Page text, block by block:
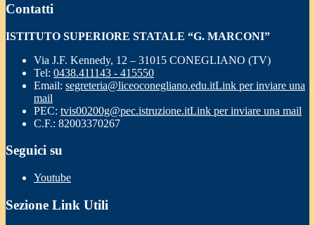
Contatti
ISTITUTO SUPERIORE STATALE “G. MARCONI”
Via J.F. Kennedy, 12 – 31015 CONEGLIANO (TV)
Tel: 0438.411143 - 415550
Email: segreteria@liceoconegliano.edu.itLink per inviare una
mail
PEC: tvis00200g@pec.istruzione.itLink per inviare una mail
C.F.: 82003370267
Seguici su
Youtube
Sezione Link Utili